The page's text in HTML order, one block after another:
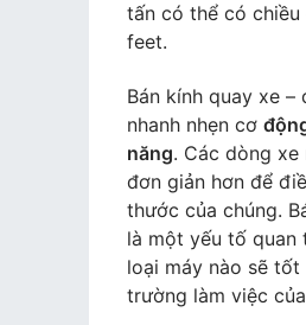
tấn có thể có chiều
feet.
Bán kính quay xe
nhanh nhẹn cơ
năng. Các dòng
đơn giản hơn để
thước của chúng.
là một yếu tố quan
loại máy nào sẽ
trường làm việc